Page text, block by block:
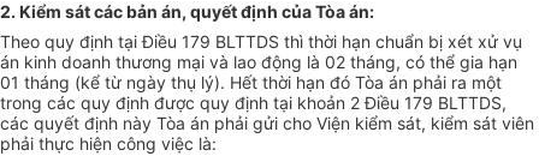
2. Kiểm sát các bản án, quyết định của Tòa án:
Theo quy định tại Điều 179 BLTTDS thì thời hạn chuẩn bị xét xử vụ
án kinh doanh thương mại và lao động là 02 tháng, có thể gia hạn
01 tháng (kể từ ngày thụ lý). Hết thời hạn đó Tòa án phải ra một
trong các quy định được quy định tại khoản 2 Điều 179 BLTTDS,
các quyết định này Tòa án phải gửi cho Viện kiểm sát, kiểm sát viên
phải thực hiện công việc là: